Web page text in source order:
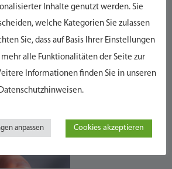
Inhalte genutzt werden. Sie
welche Kategorien Sie zulassen
Sie, dass auf Basis Ihrer Einstellungen
alle Funktionalitäten der Seite zur
Informationen finden Sie in unseren
Datenschutzhinweisen.
anpassen Cookies akzeptieren